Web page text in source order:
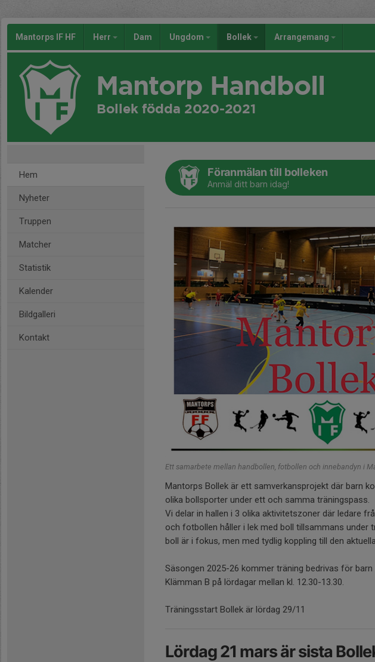
Mantorps IF HF Herr Dam Ungdom Bollek Arrangemang
Mantorp Handboll
Bollek födda 2020-2021
Hem
Nyheter
Truppen
Matcher
Statistik
Kalender
Bildgalleri
Kontakt
Föranmälan till bolleken
Anmäl ditt barn idag!
Ett samarbete mellan handbollen, fotbollen och innebandyn i
Mantorps Bollek är ett samverkansprojekt där barn
olika bollsporter under ett och samma träningspass.
Vi delar in hallen i 3 olika aktivitetszoner där ledare
och fotbollen håller i lek med boll tillsammans under
boll är i fokus, men med tydlig koppling till den
Säsongen 2025-26 kommer träning bedrivas för
Klämman B på lördagar mellan kl. 12.30-13.30.
Träningsstart Bollek är lördag 29/11
Lördag 21 mars är sista